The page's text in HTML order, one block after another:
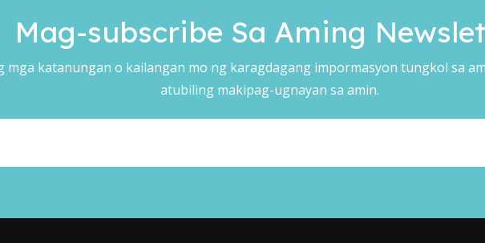
Mag-subscribe Sa Aming
mga katanungan o kailangan mo ng karagdagang impormasyon tungkol sa
atubiling makipag-ugnayan sa amin.